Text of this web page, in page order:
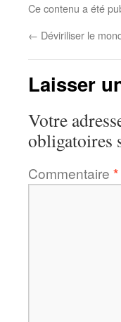
Ce contenu a été
← Déviriliser le
Laisser
Votre
obligatoires
Commentaire *